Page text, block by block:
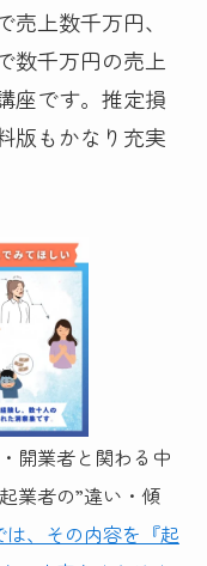
売上数千万円、
数千万円の売上
座です。推定損
版もかなり充実
開業者と関わる中
業者の”違い・傾
は、その内容を『起